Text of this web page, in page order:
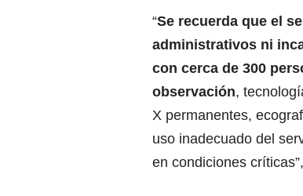
“Se recuerda que el
administrativos ni
con cerca de 300
observación,
X permanentes,
uso inadecuado del
en condiciones